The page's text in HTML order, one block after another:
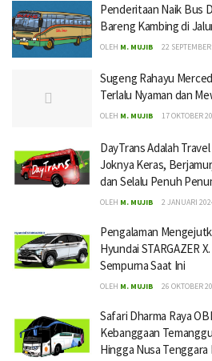
Penderitaan Naik Bus
Bareng Kambing di
OLEH M. MUJIB 22
Sugeng Rahayu
Terlalu Nyaman dan
OLEH M. MUJIB 17 OKTOBER
DayTrans Adalah
Joknya Keras,
dan Selalu Penuh
OLEH M. MUJIB 2 JANUARI
Pengalaman
Hyundai STARGAZER
Sempurna Saat Ini
OLEH M. MUJIB 26 OKTOBER
Safari Dharma Raya
Kebanggaan
Hingga Nusa Tenggara